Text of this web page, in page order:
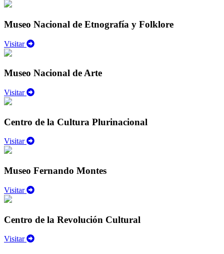
Museo Nacional de Etnografía y Folklore
Visitar
Museo Nacional de Arte
Visitar
Centro de la Cultura Plurinacional
Visitar
Museo Fernando Montes
Visitar
Centro de la Revolución Cultural
Visitar